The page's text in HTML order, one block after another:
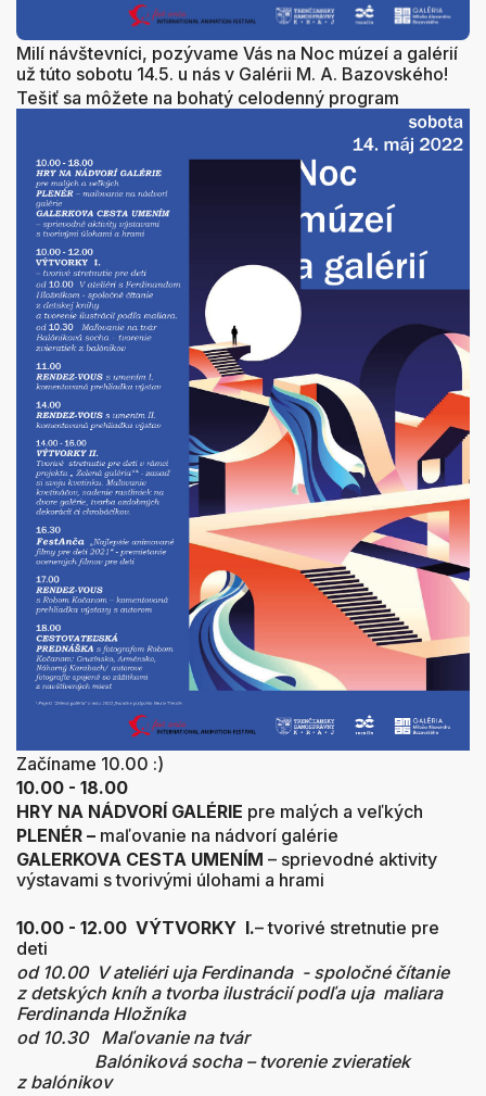
Milí návštevníci, pozývame Vás na Noc múzeí a galérií
už túto sobotu 14.5. u nás v Galérii M. A. Bazovského!
Tešiť sa môžete na bohatý celodenný program
Začíname 10.00 :)
10.00 - 18.00
HRY NA NÁDVORÍ GALÉRIE pre malých a veľkých
PLENÉR – maľovanie na nádvorí galérie
GALERKOVA CESTA UMENÍM – sprievodné aktivity
výstavami s tvorivými úlohami a hrami
10.00 - 12.00 VÝTVORKY I.– tvorivé stretnutie pre
deti
od 10.00 V ateliéri uja Ferdinanda - spoločné čítanie
z detských kníh a tvorba ilustrácií podľa uja maliara
Ferdinanda Hložníka
od 10.30 Maľovanie na tvár
Balóniková socha – tvorenie zvieratiek
z balónikov